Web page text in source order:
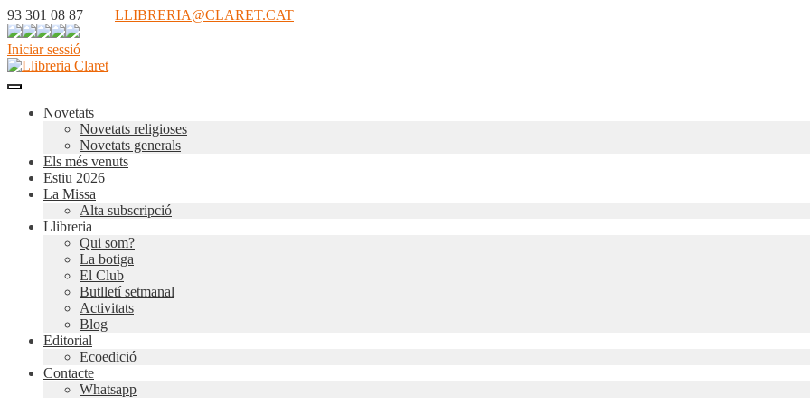
93 301 08 87 | LLIBRERIA@CLARET.CAT
Iniciar sessió
Novetats
Novetats religioses
Novetats generals
Els més venuts
Estiu 2026
La Missa
Alta subscripció
Llibreria
Qui som?
La botiga
El Club
Butlletí setmanal
Activitats
Blog
Editorial
Ecoedició
Contacte
Whatsapp